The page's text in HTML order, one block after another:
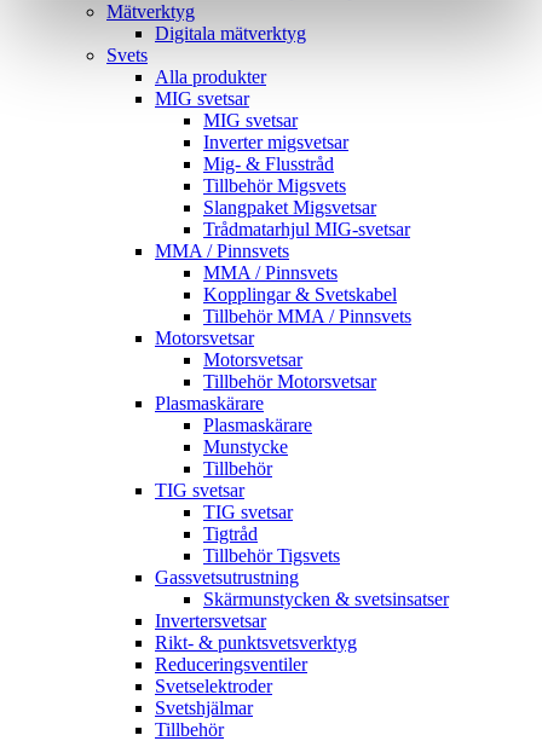
Mätverktyg
Digitala mätverktyg
Svets
Alla produkter
MIG svetsar
MIG svetsar
Inverter migsvetsar
Mig- & Flusstråd
Tillbehör Migsvets
Slangpaket Migsvetsar
Trådmatarhjul MIG-svetsar
MMA / Pinnsvets
MMA / Pinnsvets
Kopplingar & Svetskabel
Tillbehör MMA / Pinnsvets
Motorsvetsar
Motorsvetsar
Tillbehör Motorsvetsar
Plasmaskärare
Plasmaskärare
Munstycke
Tillbehör
TIG svetsar
TIG svetsar
Tigtråd
Tillbehör Tigsvets
Gassvetsutrustning
Skärmunstycken & svetsinsatser
Invertersvetsar
Rikt- & punktsvetsverktyg
Reduceringsventiler
Svetselektroder
Svetshjälmar
Tillbehör